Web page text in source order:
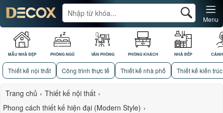
MẪU NHÀ ĐẸP PHÒNG NGỦ VĂN PHÒNG PHÒNG KHÁCH NHÀ BẾP
Menu
Thiết kế nội thất Công trình thực tế Thiết kế nhà phố Thiết kế kiến trúc
Trang chủ › Thiết kế nội thất ›
Phong cách thiết kế hiện đại (Modern Style) ›